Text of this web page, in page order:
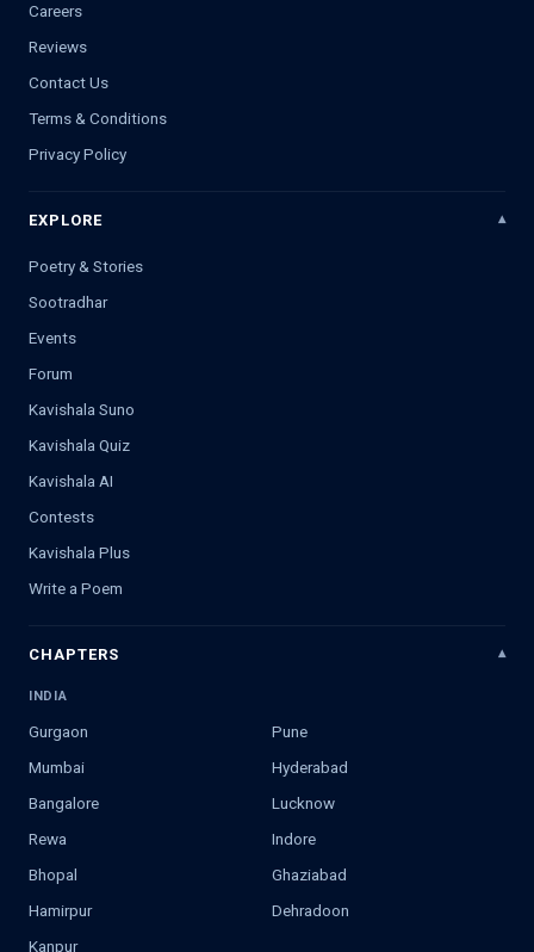
Careers
Reviews
Contact Us
Terms & Conditions
Privacy Policy
EXPLORE
Poetry & Stories
Sootradhar
Events
Forum
Kavishala Suno
Kavishala Quiz
Kavishala AI
Contests
Kavishala Plus
Write a Poem
CHAPTERS
INDIA
Gurgaon
Pune
Mumbai
Hyderabad
Bangalore
Lucknow
Rewa
Indore
Bhopal
Ghaziabad
Hamirpur
Dehradoon
Kanpur